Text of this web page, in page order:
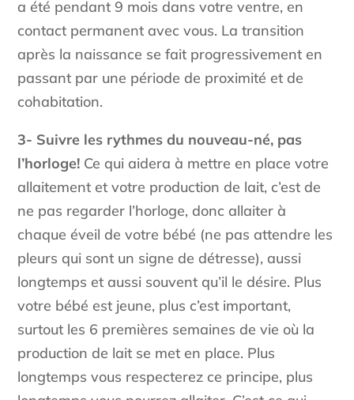
a été pendant 9 mois dans votre ventre, en
contact permanent avec vous. La transition
après la naissance se fait progressivement en
passant par une période de proximité et de
cohabitation.
3- Suivre les rythmes du nouveau-né, pas
l’horloge! Ce qui aidera à mettre en place votre
allaitement et votre production de lait, c’est de
ne pas regarder l’horloge, donc allaiter à
chaque éveil de votre bébé (ne pas attendre les
pleurs qui sont un signe de détresse), aussi
longtemps et aussi souvent qu’il le désire. Plus
votre bébé est jeune, plus c’est important,
surtout les 6 premières semaines de vie où la
production de lait se met en place. Plus
longtemps vous respecterez ce principe, plus